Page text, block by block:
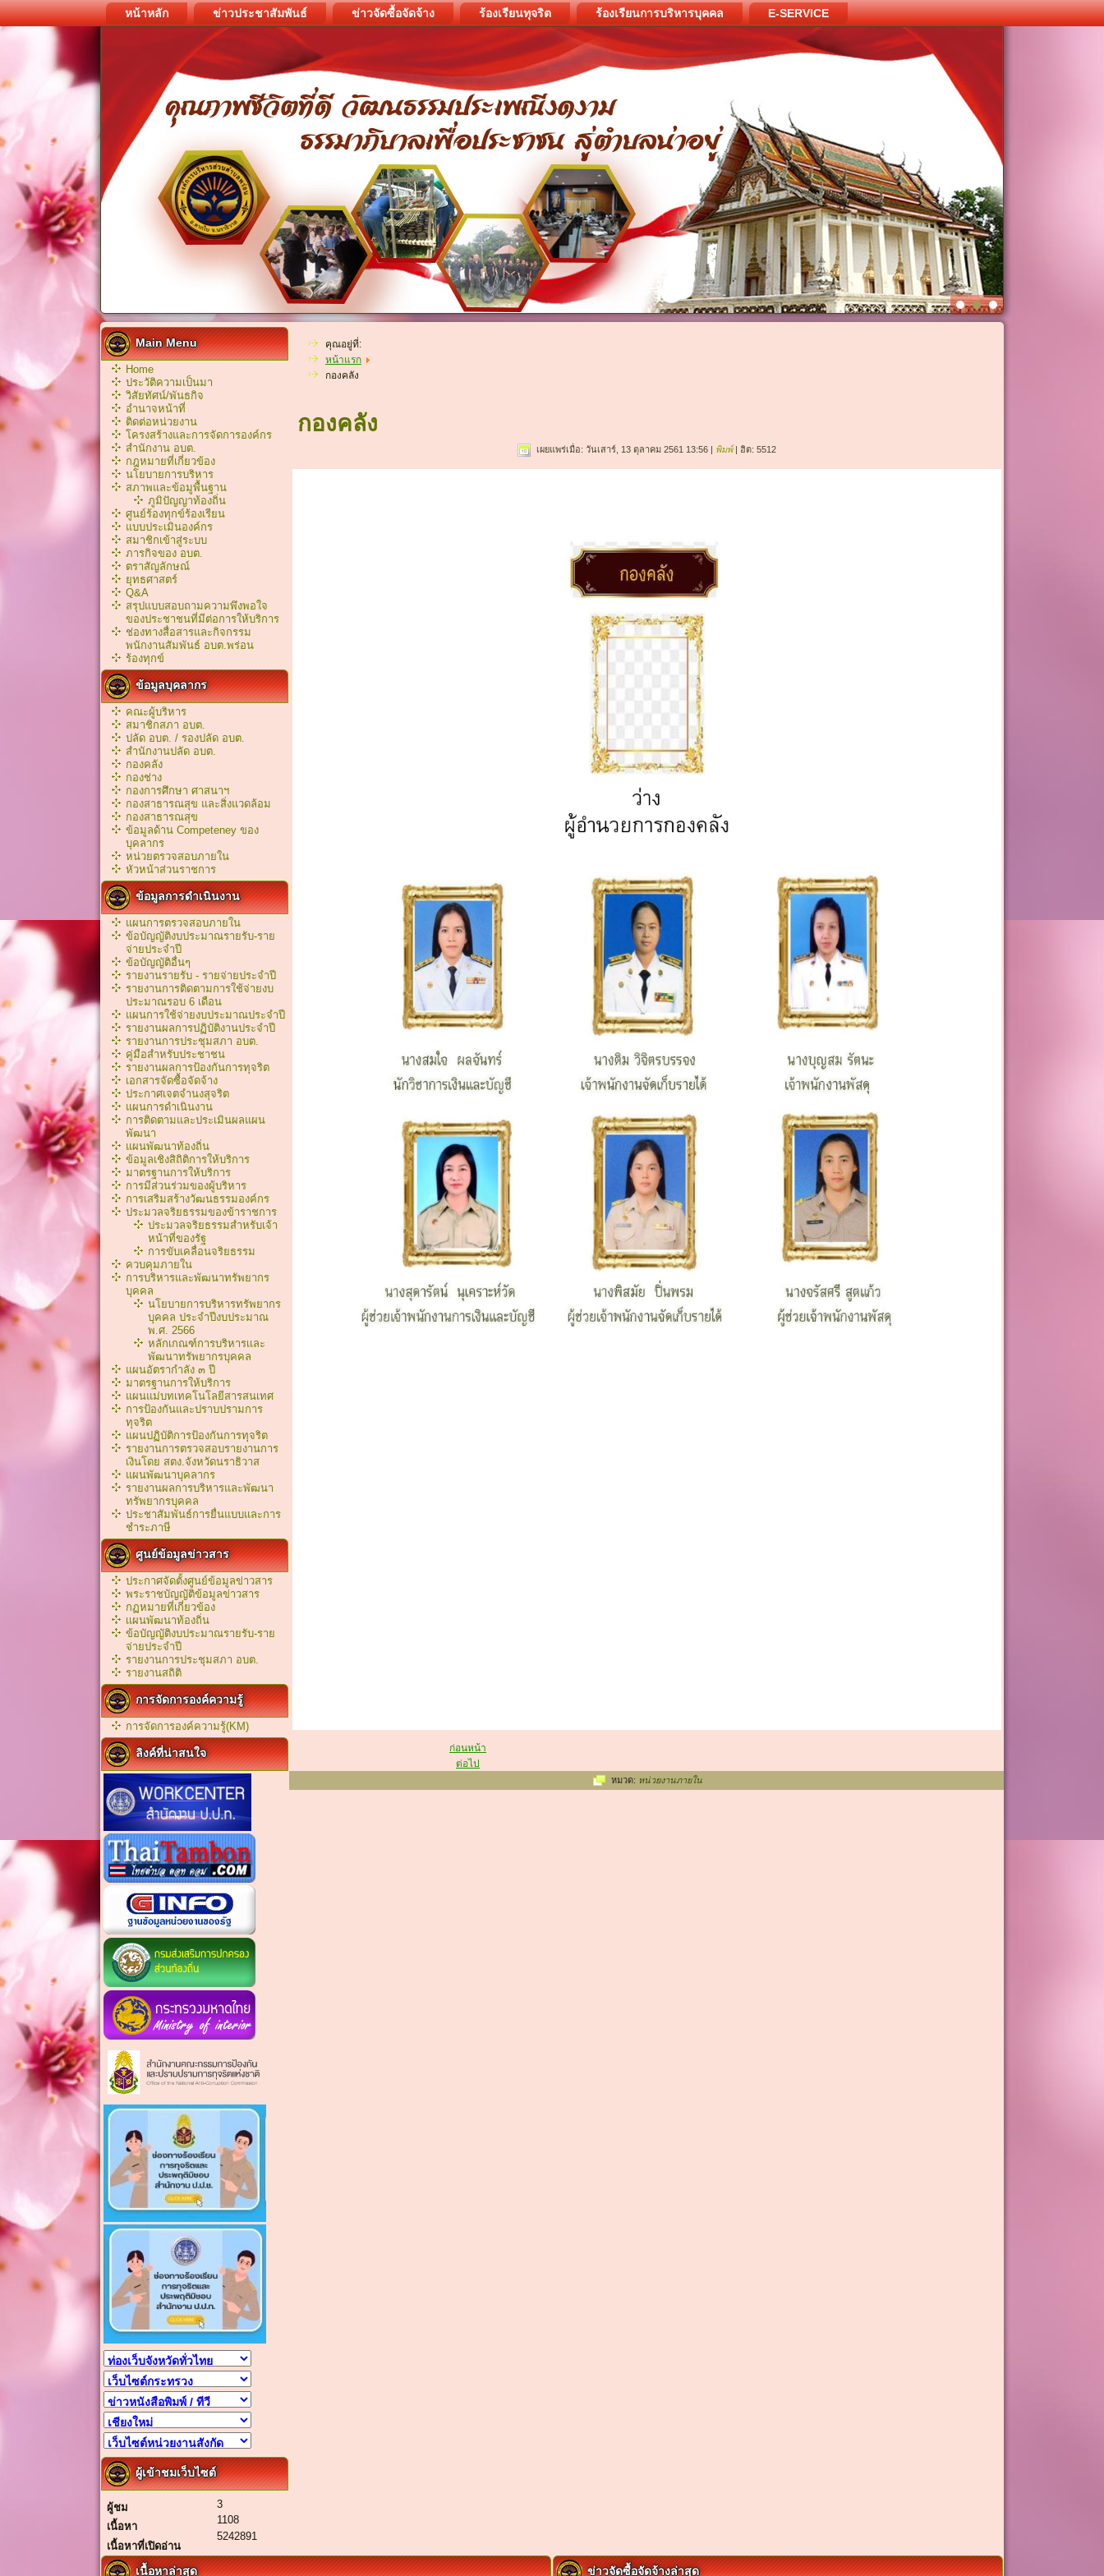
หน้าหลัก ข่าวประชาสัมพันธ์ ข่าวจัดซื้อจัดจ้าง ร้องเรียนทุจริต ร้องเรียนการบริหารบุคคล E-SERVICE
Main Menu
Home
ประวัติความเป็นมา
วิสัยทัศน์/พันธกิจ
อำนาจหน้าที่
ติดต่อหน่วยงาน
โครงสร้างและการจัดการองค์กร
สำนักงาน อบต.
กฎหมายที่เกี่ยวข้อง
นโยบายการบริหาร
สภาพและข้อมูพื้นฐาน
ภูมิปัญญาท้องถิ่น
ศูนย์ร้องทุกข์ร้องเรียน
แบบประเมินองค์กร
สมาชิกเข้าสู่ระบบ
ภารกิจของ อบต.
ตราสัญลักษณ์
ยุทธศาสตร์
Q&A
สรุปแบบสอบถามความพึงพอใจ
ของประชาชนที่มีต่อการให้บริการ
ช่องทางสื่อสารและกิจกรรม
พนักงานสัมพันธ์ อบต.พร่อน
ร้องทุกข์
ข้อมูลบุคลากร
คณะผู้บริหาร
สมาชิกสภา อบต.
ปลัด อบต. / รองปลัด อบต.
สำนักงานปลัด อบต.
กองคลัง
กองช่าง
กองการศึกษา ศาสนาฯ
กองสาธารณสุข และสิ่งแวดล้อม
กองสาธารณสุข
ข้อมูลด้าน Competeney ของ
บุคลากร
หน่วยตรวจสอบภายใน
หัวหน้าส่วนราชการ
ข้อมูลการดำเนินงาน
แผนการตรวจสอบภายใน
ข้อบัญญัติงบประมาณรายรับ-ราย
จ่ายประจำปี
ข้อบัญญัติอื่นๆ
รายงานรายรับ - รายจ่ายประจำปี
รายงานการติดตามการใช้จ่ายงบ
ประมาณรอบ 6 เดือน
แผนการใช้จ่ายงบประมาณประจำปี
รายงานผลการปฏิบัติงานประจำปี
รายงานการประชุมสภา อบต.
คู่มือสำหรับประชาชน
รายงานผลการป้องกันการทุจริต
เอกสารจัดซื้อจัดจ้าง
ประกาศเจตจำนงสุจริต
แผนการดำเนินงาน
การติดตามและประเมินผลแผน
พัฒนา
แผนพัฒนาท้องถิ่น
ข้อมูลเชิงสิถิติการให้บริการ
มาตรฐานการให้บริการ
การมีส่วนร่วมของผู้บริหาร
การเสริมสร้างวัฒนธรรมองค์กร
ประมวลจริยธรรมของข้าราชการ
ประมวลจริยธรรมสำหรับเจ้า
หน้าที่ของรัฐ
การขับเคลื่อนจริยธรรม
ควบคุมภายใน
การบริหารและพัฒนาทรัพยากร
บุคคล
นโยบายการบริหารทรัพยากร
บุคคล ประจำปีงบประมาณ
พ.ศ. 2566
หลักเกณฑ์การบริหารเเละ
พัฒนาทรัพยากรบุคคล
แผนอัตรากำลัง ๓ ปี
มาตรฐานการให้บริการ
แผนแม่บทเทคโนโลยีสารสนเทศ
การป้องกันและปราบปรามการ
ทุจริต
แผนปฏิบัติการป้องกันการทุจริต
รายงานการตรวจสอบรายงานการ
เงินโดย สตง.จังหวัดนราธิวาส
แผนพัฒนาบุคลากร
รายงานผลการบริหารและพัฒนา
ทรัพยากรบุคคล
ประชาสัมพันธ์การยื่นแบบและการ
ชำระภาษี
ศูนย์ข้อมูลข่าวสาร
ประกาศจัดตั้งศูนย์ข้อมูลข่าวสาร
พระราชบัญญัติข้อมูลข่าวสาร
กฏหมายที่เกี่ยวข้อง
เเผนพัฒนาท้องถิ่น
ข้อบัญญัติงบประมาณรายรับ-ราย
จ่ายประจำปี
รายงานการประชุมสภา อบต.
รายงานสถิติ
การจัดการองค์ความรู้
การจัดการองค์ความรู้(KM)
ลิงค์ที่น่าสนใจ
ผู้เข้าชมเว็บไซต์
ผู้ชม
3
เนื้อหา
1108
เนื้อหาที่เปิดอ่าน
5242891
คุณอยู่ที่:
หน้าแรก
กองคลัง
กองคลัง
เผยแพร่เมื่อ: วันเสาร์, 13 ตุลาคม 2561 13:56 | พิมพ์ | ฮิต: 5512
ก่อนหน้า
ต่อไป
หมวด: หน่วยงานภายใน
เนื้อหาล่าสุด ข่าวจัดซื้อจัดจ้างล่าสุด